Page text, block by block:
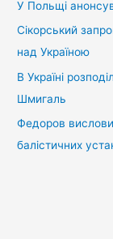
У Польщі
Сікорський
над Україною
В Україні
Шмигаль
Федоров
балістичних